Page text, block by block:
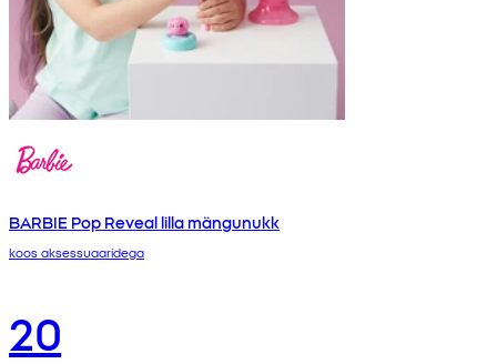
BARBIE Pop Reveal lilla mängunukk
koos aksessuaaridega
20